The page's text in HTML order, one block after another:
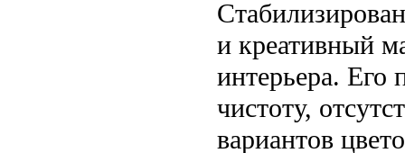
и креативный
интерьера. Его
чистоту,
вариантов